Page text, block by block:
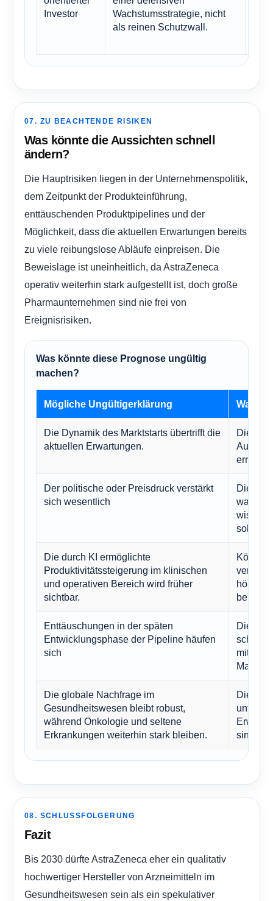
Investor
Wachstumsstrategie, nicht
als reinen Schutzwall.
07. ZU BEACHTENDE RISIKEN
Was könnte die Aussichten schnell
ändern?
Die Hauptrisiken liegen in der Unternehmenspolitik,
dem Zeitpunkt der Produkteinführung,
enttäuschenden Produktpipelines und der
Möglichkeit, dass die aktuellen Erwartungen bereits
zu viele reibungslose Abläufe einpreisen. Die
Beweislage ist uneinheitlich, da AstraZeneca
operativ weiterhin stark aufgestellt ist, doch große
Pharmaunternehmen sind nie frei von
Ereignisrisiken.
Was könnte diese Prognose ungültig
machen?
Mögliche Ungültigerklärung Warum
Die Dynamik des Marktstarts übertrifft die
aktuellen Erwartungen.
Dies
Der politische oder Preisdruck verstärkt
sich wesentlich
Dies
solide
Die durch KI ermöglichte
Produktivitätssteigerung im klinischen
und operativen Bereich wird früher
sichtbar.
Könnte
Enttäuschungen in der späten
Entwicklungsphase der Pipeline häufen
sich
Dies
Die globale Nachfrage im
Gesundheitswesen bleibt robust,
während Onkologie und seltene
Erkrankungen weiterhin stark bleiben.
Dies
sind.
08. SCHLUSSFOLGERUNG
Fazit
Bis 2030 dürfte AstraZeneca eher ein qualitativ
hochwertiger Hersteller von Arzneimitteln im
Gesundheitswesen sein als ein spekulativer